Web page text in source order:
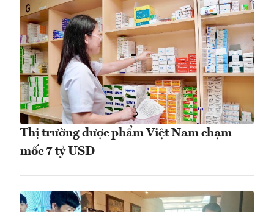
Thị trường dược phẩm Việt Nam chạm
mốc 7 tỷ USD